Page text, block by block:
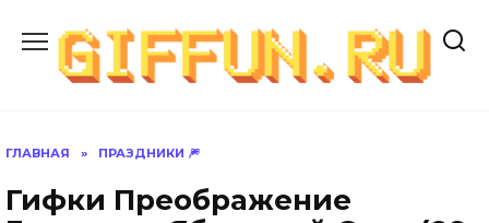
содержанию
ГЛАВНАЯ » ПРАЗДНИКИ 🎆
Гифки Преображение